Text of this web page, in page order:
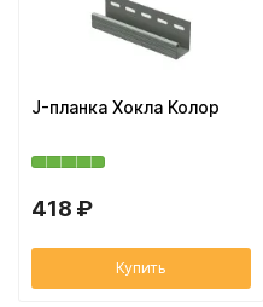
J-планка Хокла Колор
418 ₽
Купить